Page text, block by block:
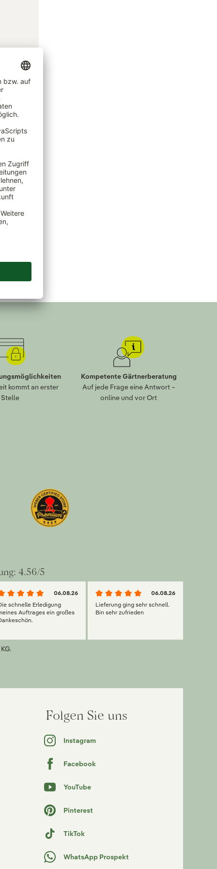
kommt an erster
Stelle
Kompetente Gärtnerberatung
Auf jede Frage eine Antwort –
online und vor Ort
4.56/5
06.08.26
schnelle Erledigung
Auftrages ein großes
06.08.26
Lieferung ging sehr schnell.
Bin sehr zufrieden
Folgen Sie uns
Instagram
Facebook
YouTube
Pinterest
TikTok
WhatsApp Prospekt